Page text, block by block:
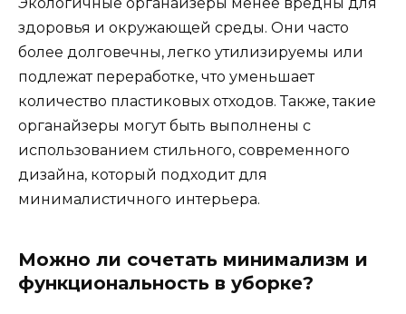
здоровья и окружающей среды. Они часто
более долговечны, легко утилизируемы или
подлежат переработке, что уменьшает
количество пластиковых отходов. Также, такие
органайзеры могут быть выполнены с
использованием стильного, современного
дизайна, который подходит для
минималистичного интерьера.
Можно ли сочетать минимализм и
функциональность в уборке?